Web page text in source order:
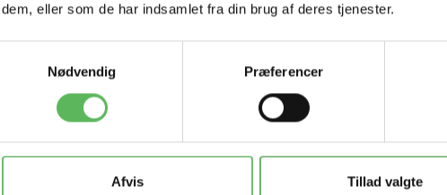
dem, eller som de har indsamlet fra din brug af deres tjenester.
Nødvendig
Præferencer
Afvis Tillad valgte
mineraler og vitaminer